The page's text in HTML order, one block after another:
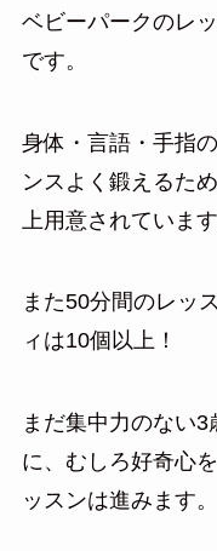
ベビーパークのレ
です。
身体・言語・手指
ンスよく鍛えるた
上用意されています
また50分間のレッ
ィは10個以上！
まだ集中力のない
に、むしろ好奇心
ッスンは進みます。